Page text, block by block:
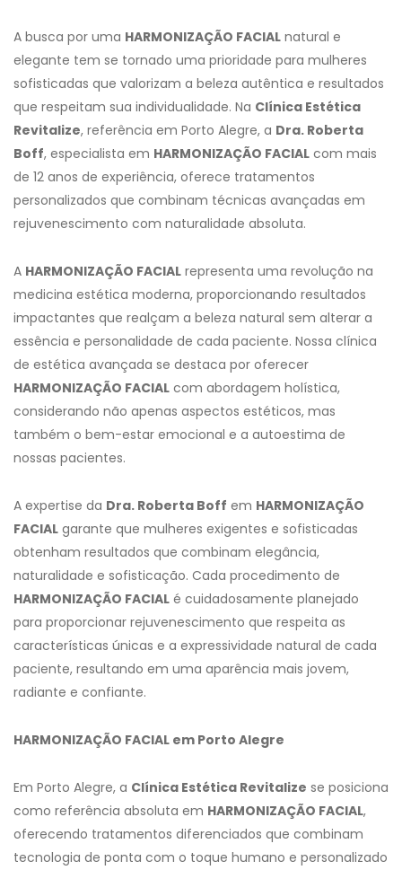
A busca por uma HARMONIZAÇÃO FACIAL natural e
elegante tem se tornado uma prioridade para mulheres
sofisticadas que valorizam a beleza autêntica e resultados
que respeitam sua individualidade. Na Clínica Estética
Revitalize, referência em Porto Alegre, a Dra. Roberta
Boff, especialista em HARMONIZAÇÃO FACIAL com mais
de 12 anos de experiência, oferece tratamentos
personalizados que combinam técnicas avançadas em
rejuvenescimento com naturalidade absoluta.
A HARMONIZAÇÃO FACIAL representa uma revolução na
medicina estética moderna, proporcionando resultados
impactantes que realçam a beleza natural sem alterar a
essência e personalidade de cada paciente. Nossa clínica
de estética avançada se destaca por oferecer
HARMONIZAÇÃO FACIAL com abordagem holística,
considerando não apenas aspectos estéticos, mas
também o bem-estar emocional e a autoestima de
nossas pacientes.
A expertise da Dra. Roberta Boff em HARMONIZAÇÃO
FACIAL garante que mulheres exigentes e sofisticadas
obtenham resultados que combinam elegância,
naturalidade e sofisticação. Cada procedimento de
HARMONIZAÇÃO FACIAL é cuidadosamente planejado
para proporcionar rejuvenescimento que respeita as
características únicas e a expressividade natural de cada
paciente, resultando em uma aparência mais jovem,
radiante e confiante.
HARMONIZAÇÃO FACIAL em Porto Alegre
Em Porto Alegre, a Clínica Estética Revitalize se posiciona
como referência absoluta em HARMONIZAÇÃO FACIAL,
oferecendo tratamentos diferenciados que combinam
tecnologia de ponta com o toque humano e personalizado